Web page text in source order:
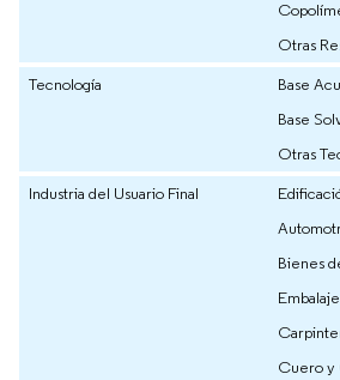
Otras
Tecnología
Base
Base
Otras
Industria del Usuario Final
Bienes
Embalaje
Cuero y